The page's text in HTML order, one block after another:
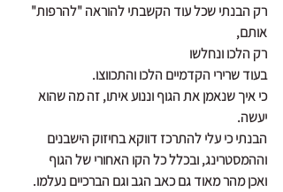
רק הבנתי שכל עוד הקשבתי להוראה "להרפות"
אותם,
רק הלכו ונחלשו
בעוד שרירי הקדמיים הלכו והתכווצו.
כי איך שנאמן את הגוף וננוע איתו, זה מה שהוא
יעשה.
הבנתי כי עלי להתרכז דווקא בחיזוק הישבנים
וההמסטרינג, ובכלל כל הקו האחורי של הגוף
ואכן מהר מאוד גם כאב הגב וגם הברכיים נעלמו.